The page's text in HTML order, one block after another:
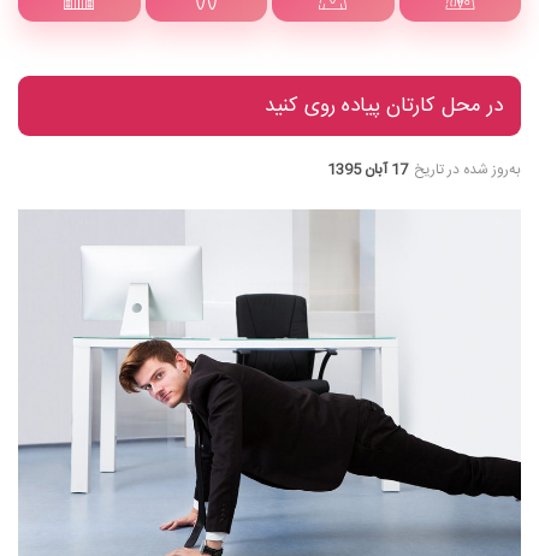
در محل کارتان پیاده روی کنید
به‌روز شده در تاریخ 17 آبان 1395